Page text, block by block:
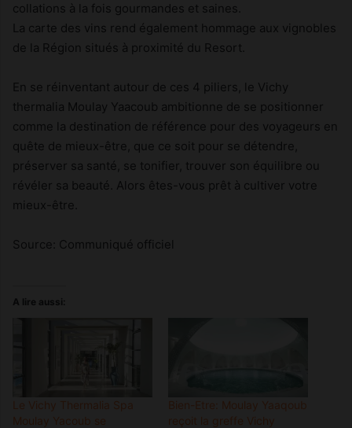
collations à la fois gourmandes et saines.
La carte des vins rend également hommage aux vignobles
de la Région situés à proximité du Resort.
En se réinventant autour de ces 4 piliers, le Vichy
thermalia Moulay Yaacoub ambitionne de se positionner
comme la destination de référence pour des voyageurs en
quête de mieux-être, que ce soit pour se détendre,
préserver sa santé, se tonifier, trouver son équilibre ou
révéler sa beauté. Alors êtes-vous prêt à cultiver votre
mieux-être.
Source: Communiqué officiel
A lire aussi:
Le Vichy Thermalia Spa
Moulay Yacoub se
Bien-Etre: Moulay Yaaqoub
reçoit la greffe Vichy